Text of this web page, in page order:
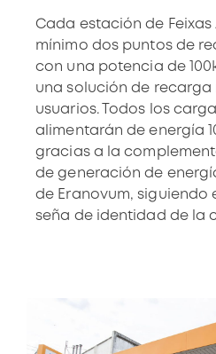
Cada estación de
mínimo dos puntos de
con una potencia de
una solución de
usuarios. Todos los
alimentarán de energía
gracias a la
de generación de
de Eranovum, siguiendo
seña de identidad de la